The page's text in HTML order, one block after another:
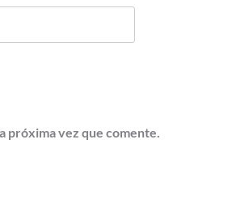
próxima vez que comente.